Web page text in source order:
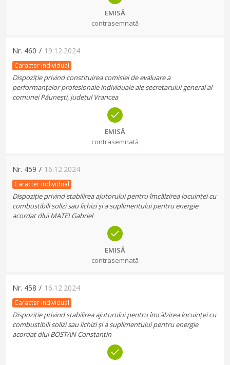
EMISĂ
contrasemnată
Nr. 460 / 19.12.2024
Caracter individual
Dispoziție privind constituirea comisiei de evaluare a
performanțelor profesionale individuale ale secretarului general al
comunei Păunești, județul Vrancea
EMISĂ
contrasemnată
Nr. 459 / 16.12.2024
Caracter individual
Dispoziție privind stabilirea ajutorului pentru îmcălzirea locuinței cu
combustibili solizi sau lichizi și a suplimentului pentru energie
acordat dlui MATEI Gabriel
EMISĂ
contrasemnată
Nr. 458 / 16.12.2024
Caracter individual
Dispoziție privind stabilirea ajutorului pentru îmcălzirea locuinței cu
combustibili solizi sau lichizi și a suplimentului pentru energie
acordat dlui BOSTAN Constantin